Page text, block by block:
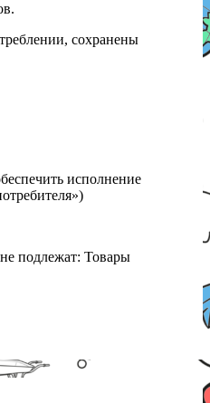
сохранены
исполнение
подлежат: Товары